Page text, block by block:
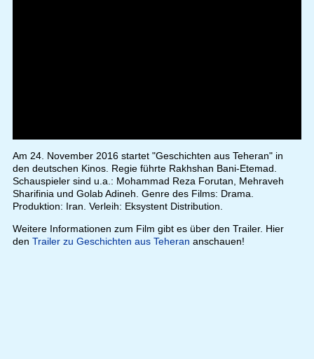
Am 24. November 2016 startet "Geschichten aus Teheran" in
den deutschen Kinos. Regie führte Rakhshan Bani-Etemad.
Schauspieler sind u.a.: Mohammad Reza Forutan, Mehraveh
Sharifinia und Golab Adineh. Genre des Films: Drama.
Produktion: Iran. Verleih: Eksystent Distribution.
Weitere Informationen zum Film gibt es über den Trailer. Hier
den Trailer zu Geschichten aus Teheran anschauen!